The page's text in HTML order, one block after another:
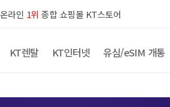
온라인 1위 종합 쇼핑몰 KT스토어
KT렌탈 KT인터넷 유심/eSIM 개통